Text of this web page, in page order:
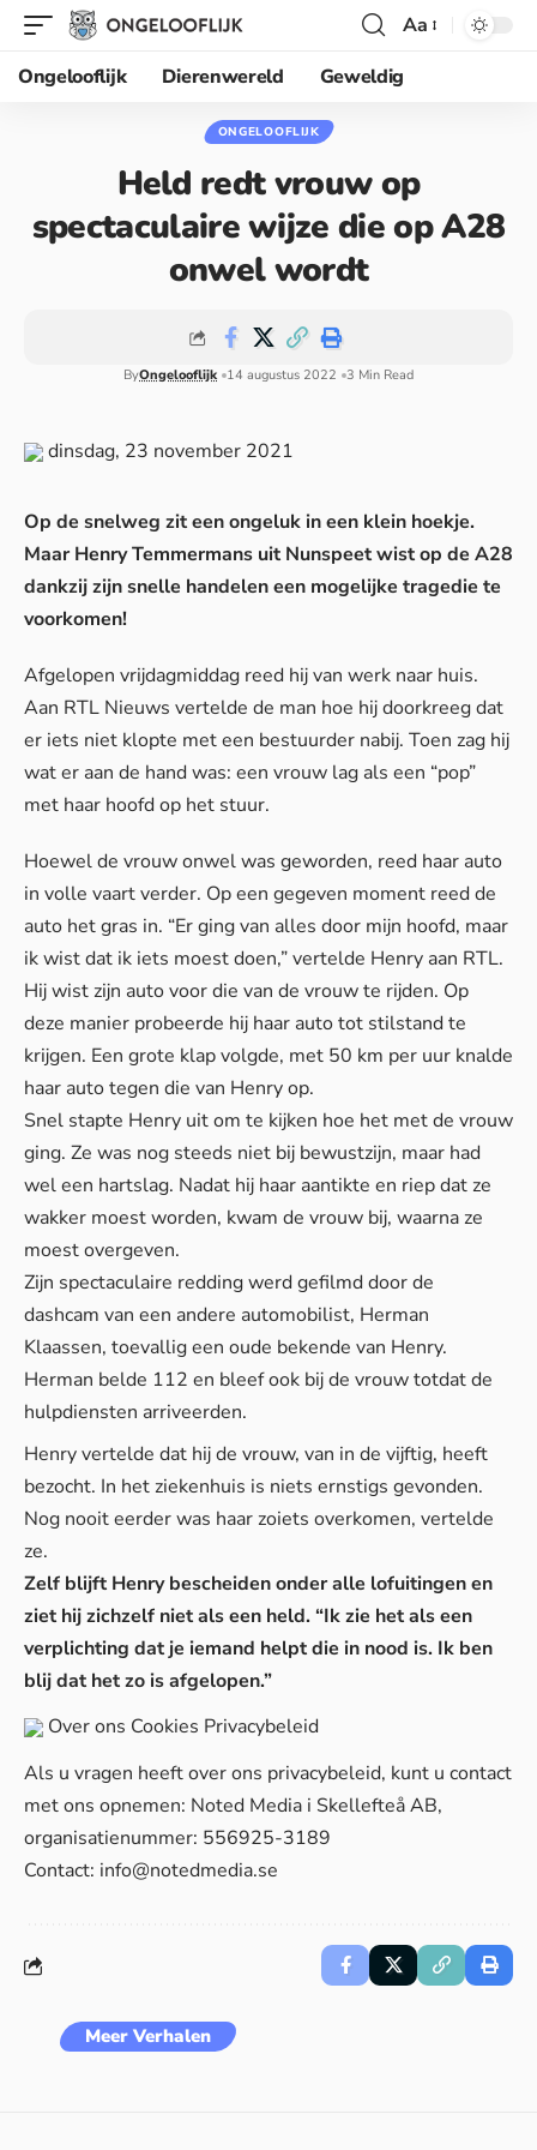
Aa
Ongelooflijk
Dierenwereld Geweldig
ONGELOOFLIJK
Held redt vrouw op
spectaculaire wijze die op A28
onwel wordt
ByOngelooflijk 14 augustus 2022 3 Min Read
dinsdag, 23 november 2021
Op de snelweg zit een ongeluk in een klein hoekje.
Maar Henry Temmermans uit Nunspeet wist op de A28
dankzij zijn snelle handelen een mogelijke tragedie te
voorkomen!
Afgelopen vrijdagmiddag reed hij van werk naar huis.
Aan RTL Nieuws vertelde de man hoe hij doorkreeg dat
er iets niet klopte met een bestuurder nabij. Toen zag hij
wat er aan de hand was: een vrouw lag als een “pop”
met haar hoofd op het stuur.
Hoewel de vrouw onwel was geworden, reed haar auto
in volle vaart verder. Op een gegeven moment reed de
auto het gras in. “Er ging van alles door mijn hoofd, maar
ik wist dat ik iets moest doen,” vertelde Henry aan RTL.
Hij wist zijn auto voor die van de vrouw te rijden. Op
deze manier probeerde hij haar auto tot stilstand te
krijgen. Een grote klap volgde, met 50 km per uur knalde
haar auto tegen die van Henry op.
Snel stapte Henry uit om te kijken hoe het met de vrouw
ging. Ze was nog steeds niet bij bewustzijn, maar had
wel een hartslag. Nadat hij haar aantikte en riep dat ze
wakker moest worden, kwam de vrouw bij, waarna ze
moest overgeven.
Zijn spectaculaire redding werd gefilmd door de
dashcam van een andere automobilist, Herman
Klaassen, toevallig een oude bekende van Henry.
Herman belde 112 en bleef ook bij de vrouw totdat de
hulpdiensten arriveerden.
Henry vertelde dat hij de vrouw, van in de vijftig, heeft
bezocht. In het ziekenhuis is niets ernstigs gevonden.
Nog nooit eerder was haar zoiets overkomen, vertelde
ze.
Zelf blijft Henry bescheiden onder alle lofuitingen en
ziet hij zichzelf niet als een held. “Ik zie het als een
verplichting dat je iemand helpt die in nood is. Ik ben
blij dat het zo is afgelopen.”
Over ons Cookies Privacybeleid
Als u vragen heeft over ons privacybeleid, kunt u contact
met ons opnemen: Noted Media i Skellefteå AB,
organisatienummer: 556925-3189
Contact: info@notedmedia.se
Meer Verhalen